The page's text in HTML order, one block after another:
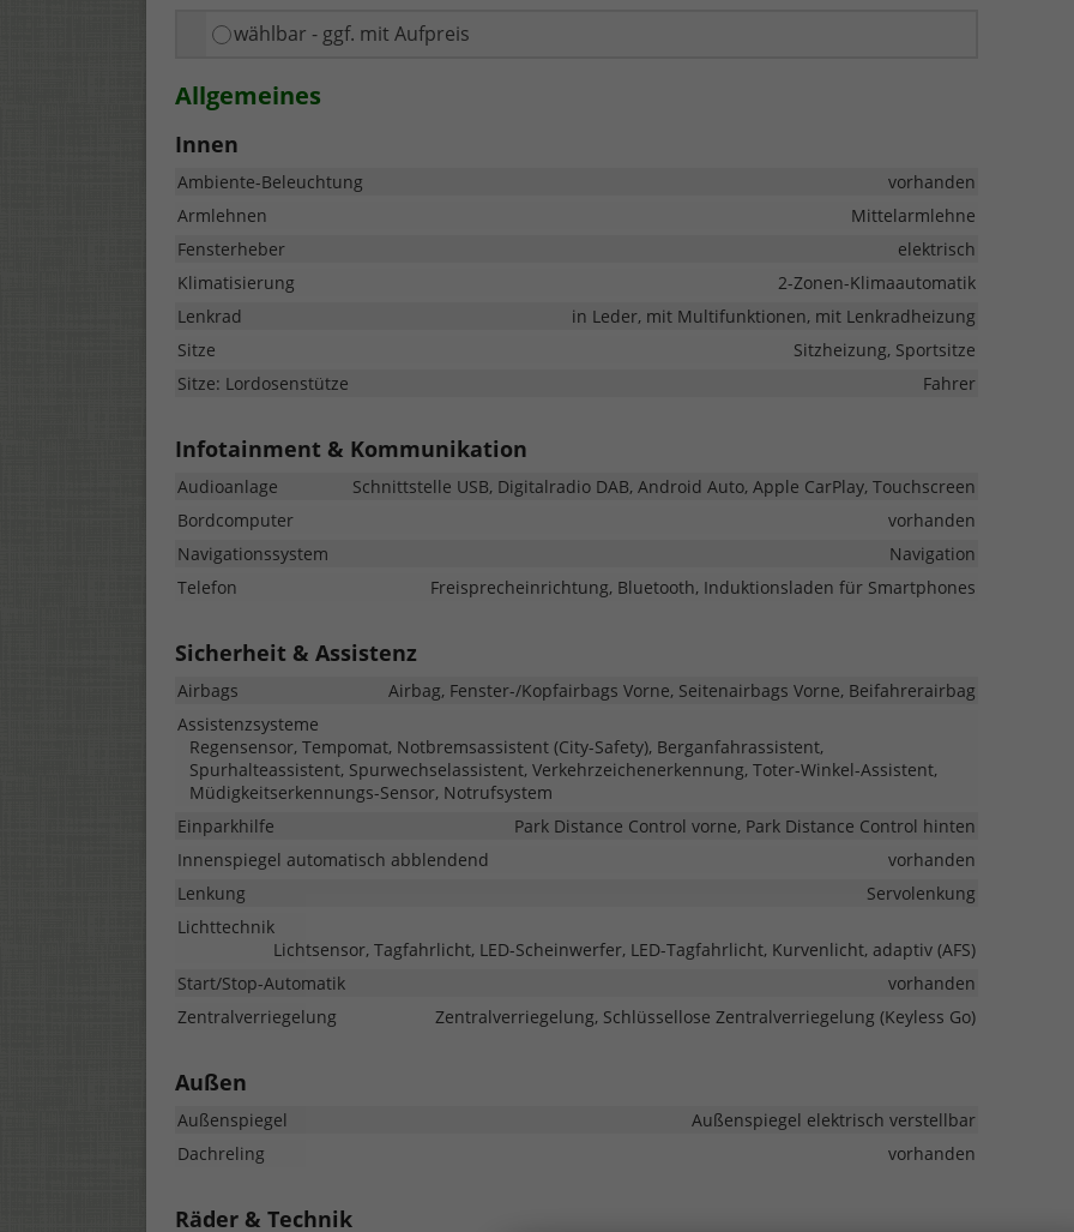
wählbar - ggf. mit Aufpreis
Allgemeines
Innen
Ambiente-Beleuchtung
vorhanden
Armlehnen
Mittelarmlehne
Fensterheber
elektrisch
Klimatisierung
2-Zonen-Klimaautomatik
Lenkrad
in Leder, mit Multifunktionen, mit Lenkradheizung
Sitze
Sitzheizung, Sportsitze
Sitze: Lordosenstütze
Fahrer
Infotainment & Kommunikation
Audioanlage
Schnittstelle USB, Digitalradio DAB, Android Auto, Apple CarPlay, Touchscreen
Bordcomputer
vorhanden
Navigationssystem
Navigation
Telefon
Freisprecheinrichtung, Bluetooth, Induktionsladen für Smartphones
Sicherheit & Assistenz
Airbags
Airbag, Fenster-/Kopfairbags Vorne, Seitenairbags Vorne, Beifahrerairbag
Assistenzsysteme
Regensensor, Tempomat, Notbremsassistent (City-Safety), Berganfahrassistent,
Spurhalteassistent, Spurwechselassistent, Verkehrzeichenerkennung, Toter-Winkel-Assistent,
Müdigkeitserkennungs-Sensor, Notrufsystem
Einparkhilfe
Park Distance Control vorne, Park Distance Control hinten
Innenspiegel automatisch abblendend
vorhanden
Lenkung
Servolenkung
Lichttechnik
Lichtsensor, Tagfahrlicht, LED-Scheinwerfer, LED-Tagfahrlicht, Kurvenlicht, adaptiv (AFS)
Start/Stop-Automatik
vorhanden
Zentralverriegelung
Zentralverriegelung, Schlüssellose Zentralverriegelung (Keyless Go)
Außen
Außenspiegel
Außenspiegel elektrisch verstellbar
Dachreling
vorhanden
Räder & Technik